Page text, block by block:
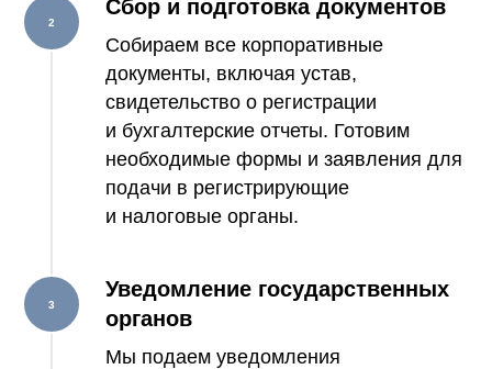
Сбор и подготовка документов
Собираем все корпоративные
документы, включая устав,
свидетельство о регистрации
и бухгалтерские отчеты. Готовим
необходимые формы и заявления для
подачи в регистрирующие
и налоговые органы.
Уведомление государственных
органов
Мы подаем уведомления